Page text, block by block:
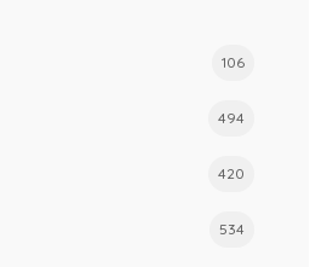
106
494
420
534